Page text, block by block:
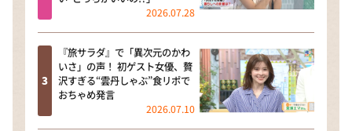
2026.07.28
『旅サラダ』で「異次元のかわ
いさ」の声！ 初ゲスト女優、贅
沢すぎる“雲丹しゃぶ”食リポで
おちゃめ発言
2026.07.10